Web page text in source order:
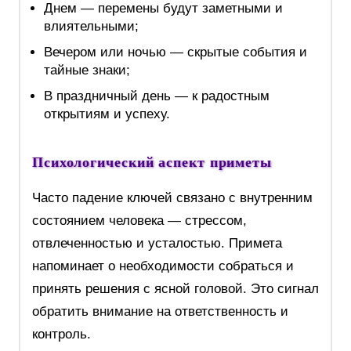
Днем — перемены будут заметными и
влиятельными;
Вечером или ночью — скрытые события и
тайные знаки;
В праздничный день — к радостным
открытиям и успеху.
Психологический аспект приметы
Часто падение ключей связано с внутренним
состоянием человека — стрессом,
отвлеченностью и усталостью. Примета
напоминает о необходимости собраться и
принять решения с ясной головой. Это сигнал
обратить внимание на ответственность и
контроль.